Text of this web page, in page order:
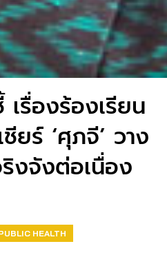
รื่องร้องเรียน
ยร์ ‘ศุภจี’ วาง
งจังต่อเนื่อง
HEALTH